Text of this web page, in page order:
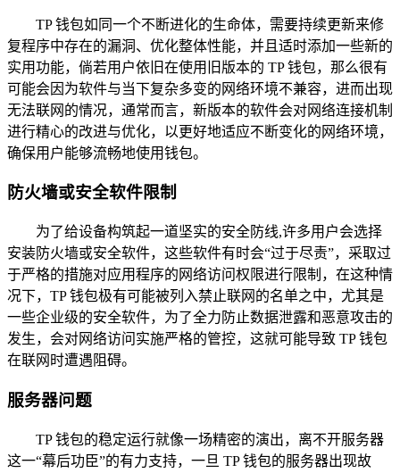
TP 钱包如同一个不断进化的生命体，需要持续更新来修
复程序中存在的漏洞、优化整体性能，并且适时添加一些新的
实用功能，倘若用户依旧在使用旧版本的 TP 钱包，那么很有
可能会因为软件与当下复杂多变的网络环境不兼容，进而出现
无法联网的情况，通常而言，新版本的软件会对网络连接机制
进行精心的改进与优化，以更好地适应不断变化的网络环境，
确保用户能够流畅地使用钱包。
防火墙或安全软件限制
为了给设备构筑起一道坚实的安全防线,许多用户会选择
安装防火墙或安全软件，这些软件有时会“过于尽责”，采取过
于严格的措施对应用程序的网络访问权限进行限制，在这种情
况下，TP 钱包极有可能被列入禁止联网的名单之中，尤其是
一些企业级的安全软件，为了全力防止数据泄露和恶意攻击的
发生，会对网络访问实施严格的管控，这就可能导致 TP 钱包
在联网时遭遇阻碍。
服务器问题
TP 钱包的稳定运行就像一场精密的演出，离不开服务器
这一“幕后功臣”的有力支持，一旦 TP 钱包的服务器出现故